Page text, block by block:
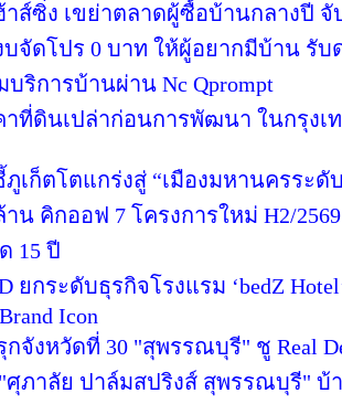
าส์ซิ่ง เขย่าตลาดผู้ซื้อบ้านกลางปี
จัดโปร 0 บาท ให้ผู้อยากมีบ้าน รับ
บริการบ้านผ่าน Nc Qprompt
ที่ดินเปล่าก่อนการพัฒนา ในกรุงเ
เก็ตโตแกร่งสู่ “เมืองมหานครระ
าน คิกออฟ 7 โครงการใหม่ H2/
15 ปี
ยกระดับธุรกิจโรงแรม ‘bedZ
Icon
กจังหวัดที่ 30 "สุพรรณบุรี" ชู Real
ศุภาลัย ปาล์มสปริงส์ สุพรรณบุรี" บ้